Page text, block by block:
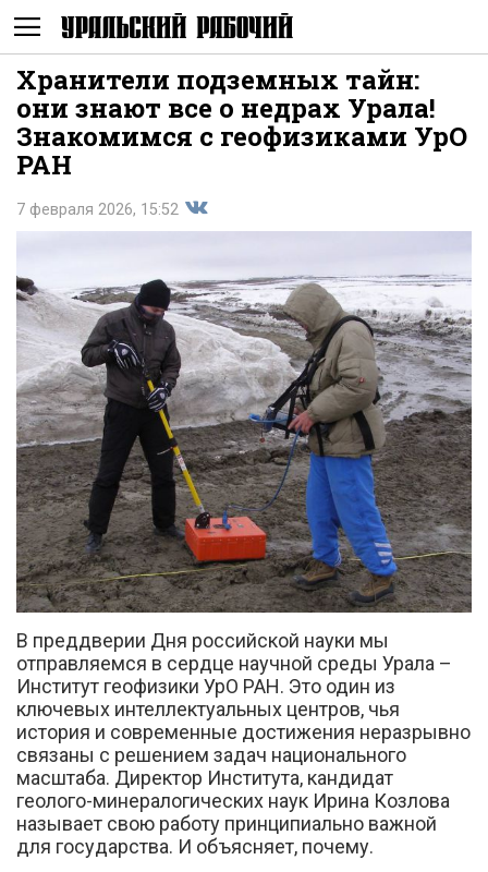
Не
показывать
Хранители подземных тайн:
они знают все о недрах Урала!
Знакомимся с геофизиками УрО
РАН
7 февраля 2026, 15:52
Поделиться
во
Вконтакте
В преддверии Дня российской науки мы
отправляемся в сердце научной среды Урала –
Институт геофизики УрО РАН. Это один из
ключевых интеллектуальных центров, чья
история и современные достижения неразрывно
связаны с решением задач национального
масштаба. Директор Института, кандидат
геолого-минералогических наук Ирина Козлова
называет свою работу принципиально важной
для государства. И объясняет, почему.